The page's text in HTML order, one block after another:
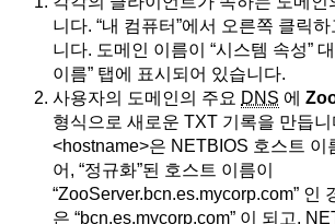
니다. “내 컴퓨터”에서 오른쪽 클릭하
니다. 도메인 이름이 “시스템 속성”
이름” 탭에 표시되어 있습니다.
사용자의 도메인의 주요 DNS 에
형식으로 새로운 TXT 기록을 만듭니
<hostname>은 NETBIOS 호스트 이
어, “정규화”된 호스트 이름이
“ZooServer.bcn.es.mycorp.com” 인
은 “bcn.es.mycorp.com” 이 되고,